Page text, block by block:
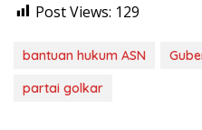
Post Views: 129
bantuan hukum ASN
partai golkar